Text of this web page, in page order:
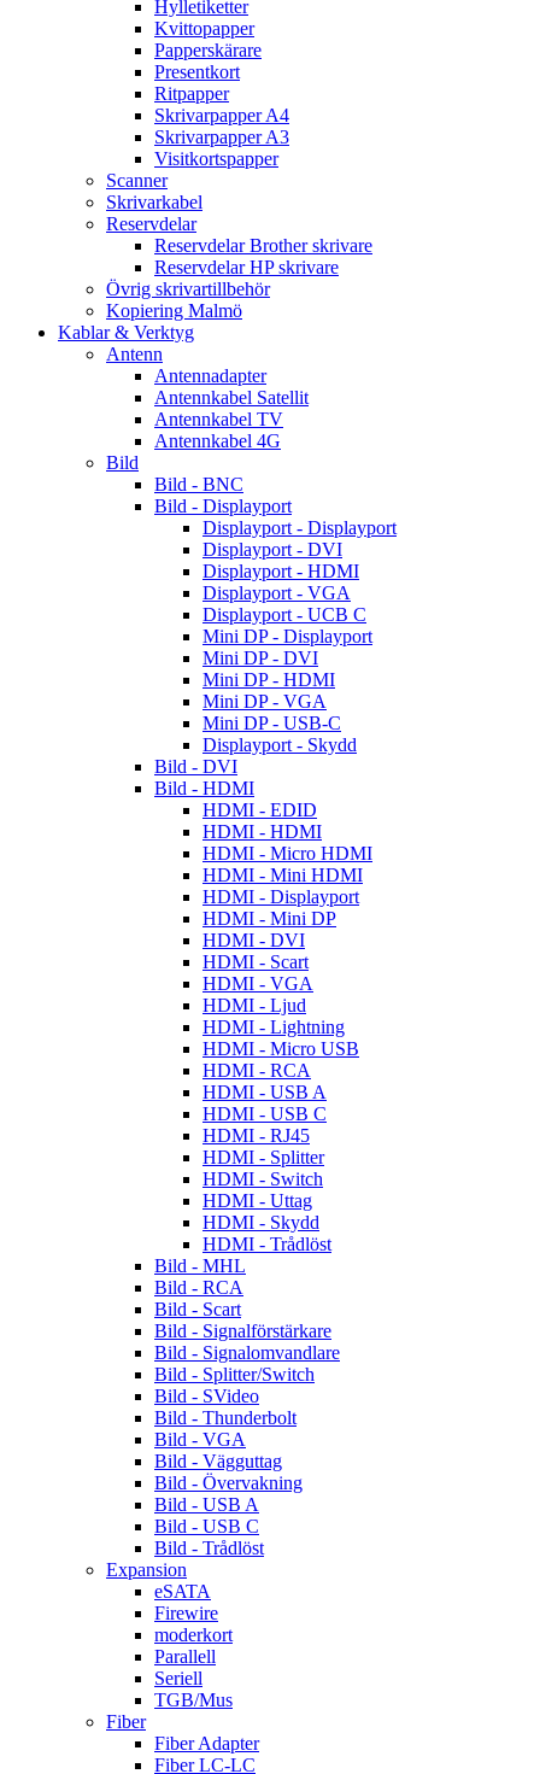
Hylletiketter
Kvittopapper
Papperskärare
Presentkort
Ritpapper
Skrivarpapper A4
Skrivarpapper A3
Visitkortspapper
Scanner
Skrivarkabel
Reservdelar
Reservdelar Brother skrivare
Reservdelar HP skrivare
Övrig skrivartillbehör
Kopiering Malmö
Kablar & Verktyg
Antenn
Antennadapter
Antennkabel Satellit
Antennkabel TV
Antennkabel 4G
Bild
Bild - BNC
Bild - Displayport
Displayport - Displayport
Displayport - DVI
Displayport - HDMI
Displayport - VGA
Displayport - UCB C
Mini DP - Displayport
Mini DP - DVI
Mini DP - HDMI
Mini DP - VGA
Mini DP - USB-C
Displayport - Skydd
Bild - DVI
Bild - HDMI
HDMI - EDID
HDMI - HDMI
HDMI - Micro HDMI
HDMI - Mini HDMI
HDMI - Displayport
HDMI - Mini DP
HDMI - DVI
HDMI - Scart
HDMI - VGA
HDMI - Ljud
HDMI - Lightning
HDMI - Micro USB
HDMI - RCA
HDMI - USB A
HDMI - USB C
HDMI - RJ45
HDMI - Splitter
HDMI - Switch
HDMI - Uttag
HDMI - Skydd
HDMI - Trådlöst
Bild - MHL
Bild - RCA
Bild - Scart
Bild - Signalförstärkare
Bild - Signalomvandlare
Bild - Splitter/Switch
Bild - SVideo
Bild - Thunderbolt
Bild - VGA
Bild - Vägguttag
Bild - Övervakning
Bild - USB A
Bild - USB C
Bild - Trådlöst
Expansion
eSATA
Firewire
moderkort
Parallell
Seriell
TGB/Mus
Fiber
Fiber Adapter
Fiber LC-LC